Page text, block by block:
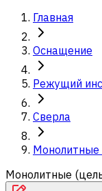
Главная
Оснащение
Режущий
Сверла
Монолитные
Монолитные